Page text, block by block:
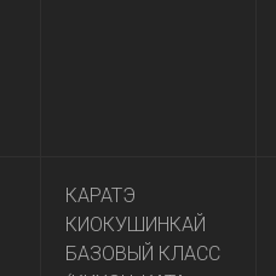
КАРАТЭ
КИОКУШИНКАЙ
БАЗОВЫЙ КЛАСС